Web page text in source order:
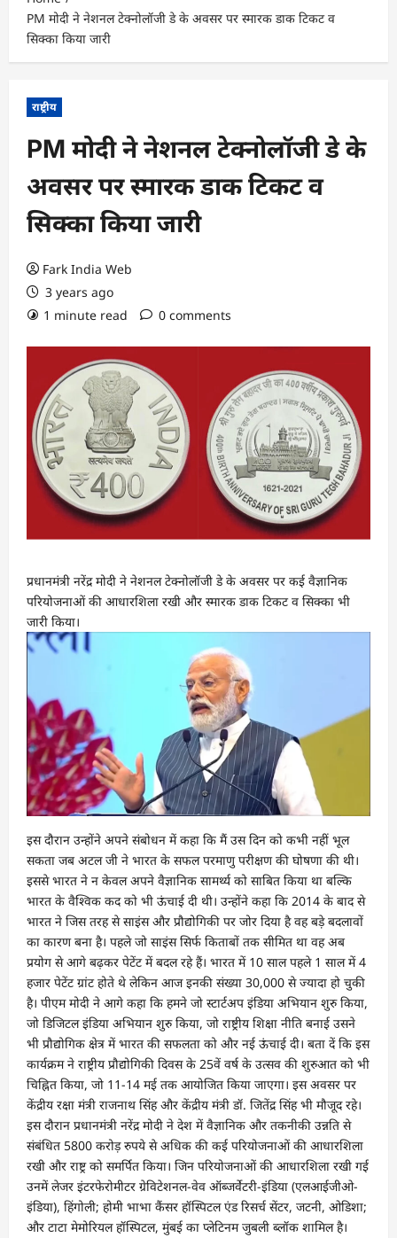
PM मोदी ने नेशनल टेक्नोलॉजी डे के अवसर पर स्मारक डाक टिकट व
सिक्का किया जारी
राष्ट्रीय
PM मोदी ने नेशनल टेक्नोलॉजी डे के
अवसर पर स्मारक डाक टिकट व
सिक्का किया जारी
Fark India Web
3 years ago
1 minute read
0 comments
प्रधानमंत्री नरेंद्र मोदी ने नेशनल टेक्नोलॉजी डे के अवसर पर कई वैज्ञानिक
परियोजनाओं की आधारशिला रखी और स्मारक डाक टिकट व सिक्का भी
जारी किया।
इस दौरान उन्होंने अपने संबोधन में कहा कि मैं उस दिन को कभी नहीं भूल
सकता जब अटल जी ने भारत के सफल परमाणु परीक्षण की घोषणा की थी।
इससे भारत ने न केवल अपने वैज्ञानिक सामर्थ्य को साबित किया था बल्कि
भारत के वैश्विक कद को भी ऊंचाई दी थी। उन्होंने कहा कि 2014 के बाद से
भारत ने जिस तरह से साइंस और प्रौद्योगिकी पर जोर दिया है वह बड़े बदलावों
का कारण बना है। पहले जो साइंस सिर्फ किताबों तक सीमित था वह अब
प्रयोग से आगे बढ़कर पेटेंट में बदल रहे हैं। भारत में 10 साल पहले 1 साल में 4
हजार पेटेंट ग्रांट होते थे लेकिन आज इनकी संख्या 30,000 से ज्यादा हो चुकी
है। पीएम मोदी ने आगे कहा कि हमने जो स्टार्टअप इंडिया अभियान शुरु किया,
जो डिजिटल इंडिया अभियान शुरु किया, जो राष्ट्रीय शिक्षा नीति बनाई उसने
भी प्रौद्योगिक क्षेत्र में भारत की सफलता को और नई ऊंचाई दी। बता दें कि इस
कार्यक्रम ने राष्ट्रीय प्रौद्योगिकी दिवस के 25वें वर्ष के उत्सव की शुरुआत को भी
चिह्नित किया, जो 11-14 मई तक आयोजित किया जाएगा। इस अवसर पर
केंद्रीय रक्षा मंत्री राजनाथ सिंह और केंद्रीय मंत्री डॉ. जितेंद्र सिंह भी मौजूद रहे।
इस दौरान प्रधानमंत्री नरेंद्र मोदी ने देश में वैज्ञानिक और तकनीकी उन्नति से
संबंधित 5800 करोड़ रुपये से अधिक की कई परियोजनाओं की आधारशिला
रखी और राष्ट्र को समर्पित किया। जिन परियोजनाओं की आधारशिला रखी गई
उनमें लेजर इंटरफेरोमीटर ग्रेविटेशनल-वेव ऑब्जर्वेटरी-इंडिया (एलआईजीओ-
इंडिया), हिंगोली; होमी भाभा कैंसर हॉस्पिटल एंड रिसर्च सेंटर, जटनी, ओडिशा;
और टाटा मेमोरियल हॉस्पिटल, मुंबई का प्लेटिनम जुबली ब्लॉक शामिल है।